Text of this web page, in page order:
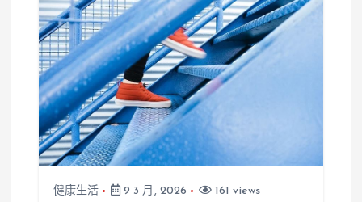
健康生活 9 3 月, 2026 161 views